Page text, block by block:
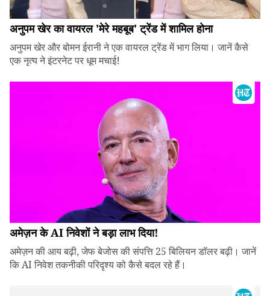
अनुपम खेर का वायरल 'मेरे महबूब' ट्रेंड में शामिल होना
अनुपम खेर और बोमन ईरानी ने एक वायरल ट्रेंड में भाग लिया। जानें कैसे
एक नृत्य ने इंटरनेट पर धूम मचाई!
अमेज़न के AI निवेशों ने बड़ा लाभ दिया!
अमेज़न की आय बढ़ी, जेफ बेजोस की संपत्ति 25 बिलियन डॉलर बढ़ी। जानें
कि AI निवेश तकनीकी परिदृश्य को कैसे बदल रहे हैं।